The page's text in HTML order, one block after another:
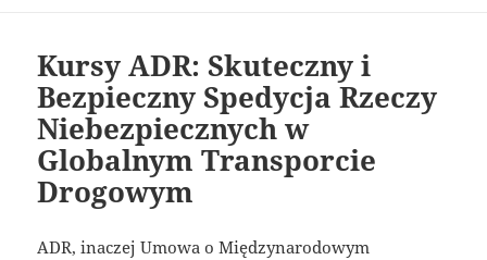
Kursy ADR: Skuteczny i
Bezpieczny Spedycja Rzeczy
Niebezpiecznych w
Globalnym Transporcie
Drogowym
ADR, inaczej Umowa o Międzynarodowym